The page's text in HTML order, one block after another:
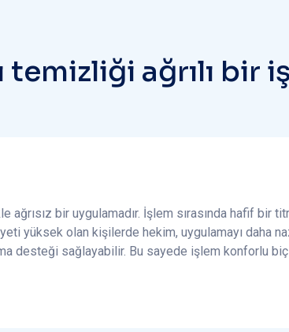
temizliği ağrılı bir i
ağrısız bir uygulamadır. İşlem sırasında hafif bir
yüksek olan kişilerde hekim, uygulamayı daha
desteği sağlayabilir. Bu sayede işlem konforlu